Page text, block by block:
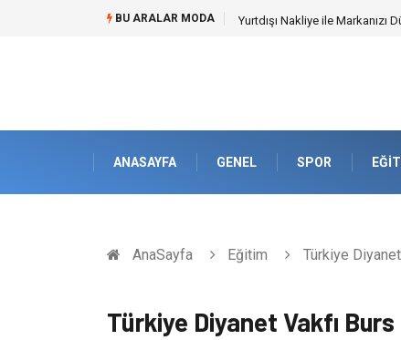
BU ARALAR MODA Yurtdışı Nakliye ile Markanızı
ANASAYFA GENEL SPOR
AnaSayfa Eğitim Türkiye
Türkiye Diyanet Vakfı